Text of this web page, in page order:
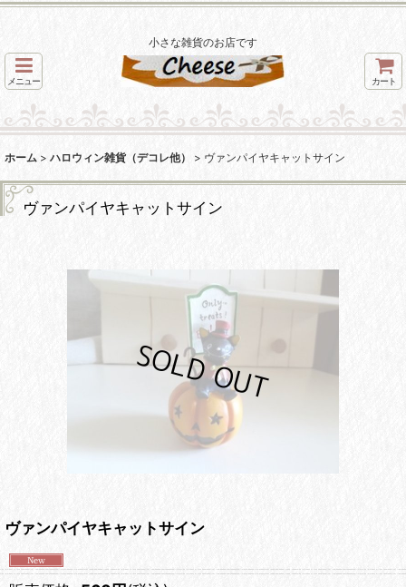
小さな雑貨のお店です
メニュー カート
ホーム > ハロウィン雑貨（デコレ他） > ヴァンパイヤキャットサイン
ヴァンパイヤキャットサイン
ヴァンパイヤキャットサイン